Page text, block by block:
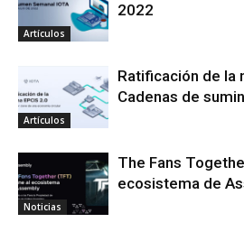
Artículos
2022
Artículos
Ratificación de la
Cadenas de
Noticias
The Fans
ecosistema de